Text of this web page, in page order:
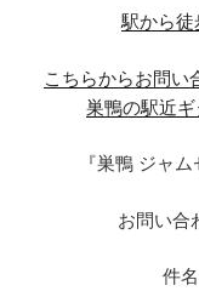
駅から徒
こちらからお問い
巣鴨の駅近
『巣鴨 ジャ
お問い合
件